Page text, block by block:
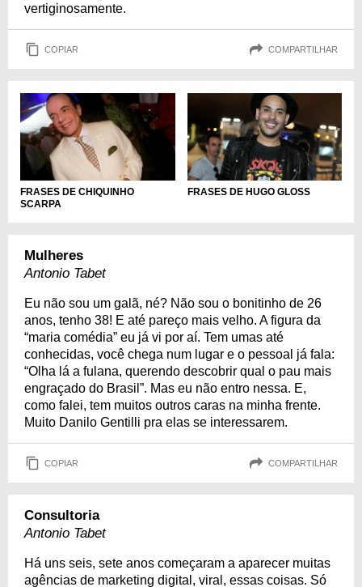
vertiginosamente.
COPIAR COMPARTILHAR
FRASES DE CHIQUINHO
SCARPA
FRASES DE HUGO GLOSS
Mulheres
Antonio Tabet
Eu não sou um galã, né? Não sou o bonitinho de 26
anos, tenho 38! E até pareço mais velho. A figura da
“maria comédia” eu já vi por aí. Tem umas até
conhecidas, você chega num lugar e o pessoal já fala:
“Olha lá a fulana, querendo descobrir qual o pau mais
engraçado do Brasil”. Mas eu não entro nessa. E,
como falei, tem muitos outros caras na minha frente.
Muito Danilo Gentilli pra elas se interessarem.
COPIAR COMPARTILHAR
Consultoria
Antonio Tabet
Há uns seis, sete anos começaram a aparecer muitas
agências de marketing digital, viral, essas coisas. Só